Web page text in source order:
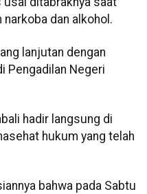
dan alkohol.
lanjutan dengan
Pengadilan Negeri
hadir langsung di
hukum yang telah
bahwa pada Sabtu